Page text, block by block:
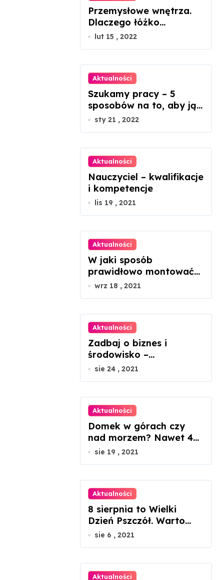
Przemysłowe wnętrza.
Dlaczego łóżko
metalowe będzie
lut 15 , 2022
Aktualności
Szukamy pracy – 5
sposobów na to, aby ją
znaleźć
sty 21 , 2022
Aktualności
Nauczyciel – kwalifikacje
i kompetencje
lis 19 , 2021
Aktualności
W jaki sposób
prawidłowo montować
panele fotowoltaiczne?
wrz 18 , 2021
Aktualności
Zadbaj o biznes i
środowisko –
ekologiczne porady dla
sie 24 , 2021
Aktualności
Domek w górach czy
nad morzem? Nawet 45
proc. wzrosty cen
sie 19 , 2021
Aktualności
8 sierpnia to Wielki
Dzień Pszczół. Warto
docenić ich rolę w
sie 6 , 2021
Aktualności